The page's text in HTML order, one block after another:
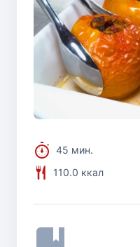
45 мин.
110.0 ккал